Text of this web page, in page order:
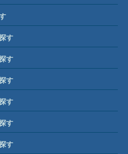
す
す
す
す
す
す